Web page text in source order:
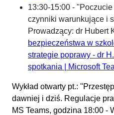
13:30-15:00 -
czynniki warunkujące i
Prowadzący: dr Hubert
bezpieczeństwa w
strategie poprawy - dr
spotkania | Microsoft
Wykład otwarty pt.:
dawniej i dziś. Regulacje
MS Teams, godzina 18:00 -